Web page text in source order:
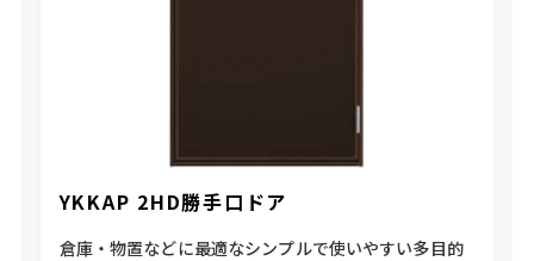
YKKAP 2HD勝手口ドア
倉庫・物置などに最適なシンプルで使いやすい多目的